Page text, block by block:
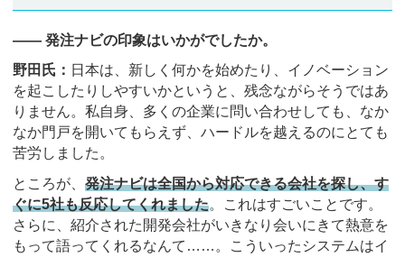
―― 発注ナビの印象はいかがでしたか。
野田氏： 日本は、新しく何かを始めたり、イノベーション
を起こしたりしやすいかというと、残念ながらそうではあ
りません。私自身、多くの企業に問い合わせしても、なか
なか門戸を開いてもらえず、ハードルを越えるのにとても
苦労しました。
ところが、 発注ナビは全国から対応できる会社を探し、す
ぐに5社も反応してくれました。これはすごいことです。
さらに、紹介された開発会社がいきなり会いにきて熱意を
もって語ってくれるなんて……。こういったシステムはイ